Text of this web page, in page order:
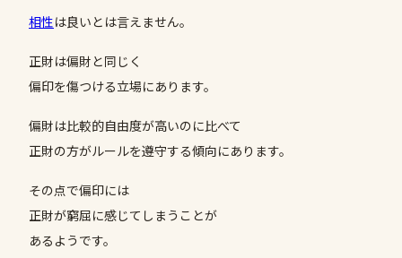
相性は良いとは言えません。
正財は偏財と同じく
偏印を傷つける立場にあります。
偏財は比較的自由度が高いのに比べて
正財の方がルールを遵守する傾向にあります。
その点で偏印には
正財が窮屈に感じてしまうことが
あるようです。